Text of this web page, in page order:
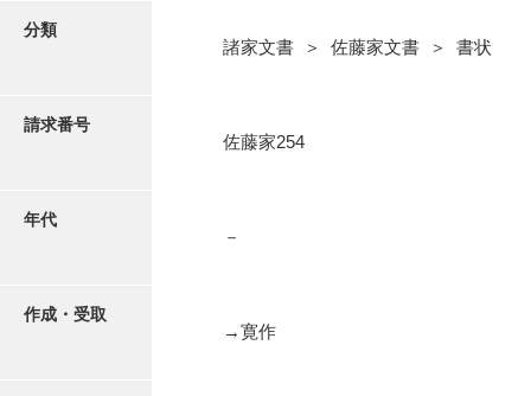
写真・絵はがき
近代刊行写真帳類
分類
諸家文書 ＞ 佐藤家文書 ＞ 書状
請求番号
佐藤家254
年代
－
作成・受取
→寛作